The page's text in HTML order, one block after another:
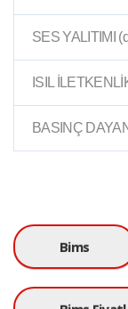
SES YALITIMI
ISIL
BASINÇ
Bims